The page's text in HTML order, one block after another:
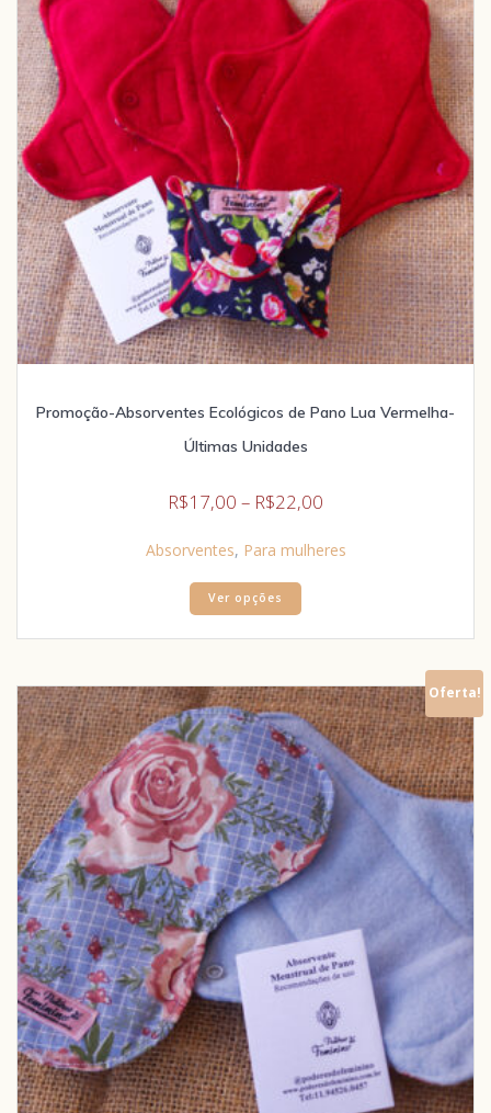
Promoção-Absorventes Ecológicos de Pano Lua Vermelha-
Últimas Unidades
R$17,00 – R$22,00
Absorventes, Para mulheres
Ver opções
Oferta!